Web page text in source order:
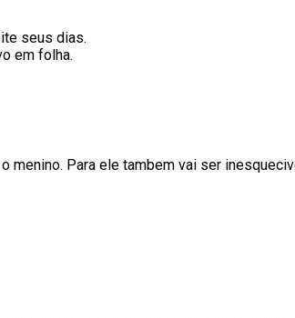
seus dias.
em folha.
menino. Para ele tambem vai ser